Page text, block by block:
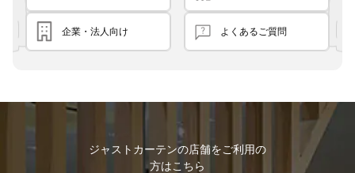
企業・法人向け よくあるご質問
ジャストカーテンの店舗をご利用の
方はこちら